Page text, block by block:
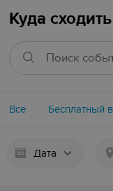
Куда
Все Бесплатный
Дата